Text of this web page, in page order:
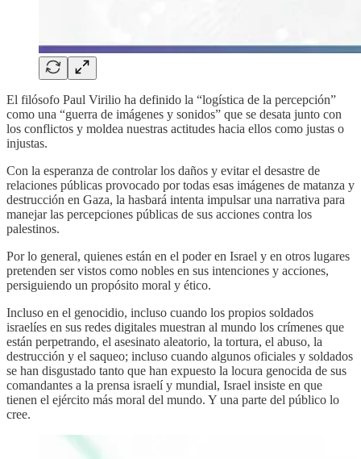
El filósofo Paul Virilio ha definido la “logística de la percepción”
como una “guerra de imágenes y sonidos” que se desata junto con
los conflictos y moldea nuestras actitudes hacia ellos como justas o
injustas.
Con la esperanza de controlar los daños y evitar el desastre de
relaciones públicas provocado por todas esas imágenes de matanza y
destrucción en Gaza, la hasbará intenta impulsar una narrativa para
manejar las percepciones públicas de sus acciones contra los
palestinos.
Por lo general, quienes están en el poder en Israel y en otros lugares
pretenden ser vistos como nobles en sus intenciones y acciones,
persiguiendo un propósito moral y ético.
Incluso en el genocidio, incluso cuando los propios soldados
israelíes en sus redes digitales muestran al mundo los crímenes que
están perpetrando, el asesinato aleatorio, la tortura, el abuso, la
destrucción y el saqueo; incluso cuando algunos oficiales y soldados
se han disgustado tanto que han expuesto la locura genocida de sus
comandantes a la prensa israelí y mundial, Israel insiste en que
tienen el ejército más moral del mundo. Y una parte del público lo
cree.